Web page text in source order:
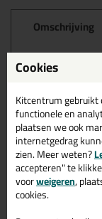
Omschrijving
Satijn
Bestel de
Vandaag besteld
Wil je meer weten
product?Lees
Cookies
Kitcentrum gebruikt
functionele en
plaatsen we ook
internetgedrag
zien. Meer weten?
accepteren" te
voorweigeren,
cookies.